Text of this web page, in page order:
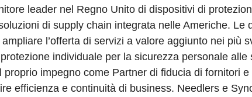
leader nel Regno Unito di dispositivi di
di supply chain integrata nelle Americhe. Le
l’offerta di servizi a valore aggiunto nei più
individuale per la sicurezza personale alle
impegno come Partner di fiducia di fornitori e
efficienza e continuità di business. Needlers e